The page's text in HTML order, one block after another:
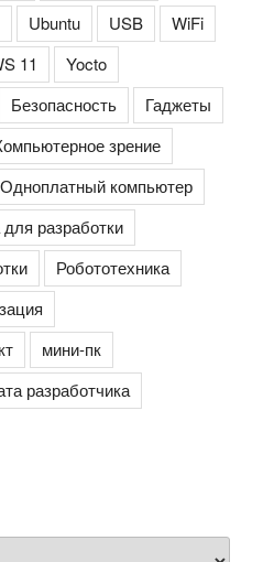
Ubuntu USB
WiFi
11
Yocto
Безопасность
Гаджеты
зрение
Одноплатный компьютер
разработки
Робототехника
мини-пк
разработчика